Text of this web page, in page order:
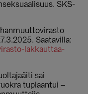
SKS-
Saatavilla:
lakkauttaa-
sai
tuplaantui –